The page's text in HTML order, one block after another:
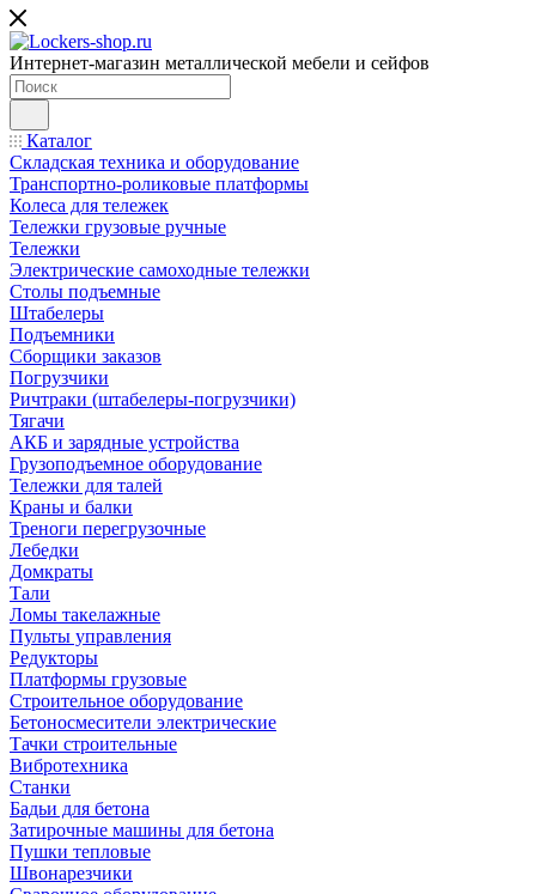
Интернет-магазин металлической мебели и сейфов
Каталог
Складская техника и оборудование
Транспортно-роликовые платформы
Колеса для тележек
Тележки грузовые ручные
Тележки
Электрические самоходные тележки
Столы подъемные
Штабелеры
Подъемники
Сборщики заказов
Погрузчики
Ричтраки (штабелеры-погрузчики)
Тягачи
АКБ и зарядные устройства
Грузоподъемное оборудование
Тележки для талей
Краны и балки
Треноги перегрузочные
Лебедки
Домкраты
Тали
Ломы такелажные
Пульты управления
Редукторы
Платформы грузовые
Строительное оборудование
Бетоносмесители электрические
Тачки строительные
Вибротехника
Станки
Бадьи для бетона
Затирочные машины для бетона
Пушки тепловые
Швонарезчики